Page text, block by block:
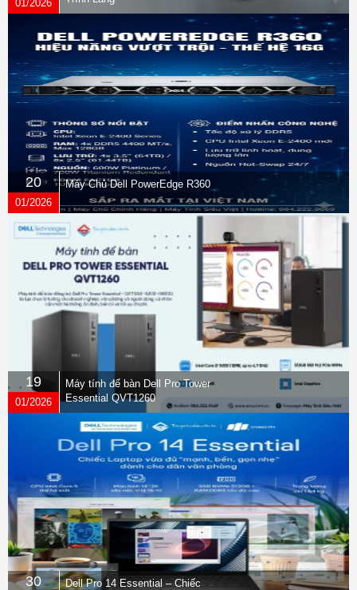
01/2026
20
01/2026
Máy Chủ Dell PowerEdge R360
19
01/2026
Máy tính để bàn Dell Pro Tower
Essential QVT1260
30
Dell Pro 14 Essential – Chiếc